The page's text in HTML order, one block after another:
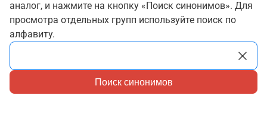
аналог, и нажмите на кнопку «Поиск синонимов». Для
просмотра отдельных групп используйте поиск по
алфавиту.
Поиск синонимов